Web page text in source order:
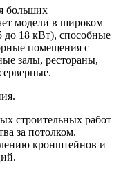
больших
модели в широком
до 18 кВт), способные
помещения с
залы, рестораны,
строительных работ
за потолком.
кронштейнов и